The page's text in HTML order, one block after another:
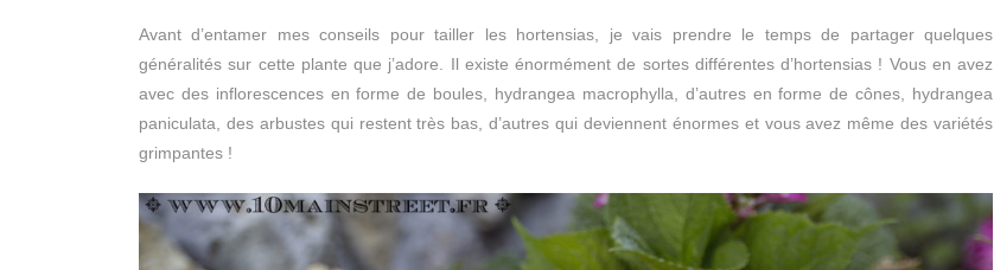
Avant d’entamer mes conseils pour tailler les hortensias, je vais prendre le temps de partager quelques
généralités sur cette plante que j’adore. Il existe énormément de sortes différentes d’hortensias ! Vous en avez
avec des inflorescences en forme de boules, hydrangea macrophylla, d’autres en forme de cônes, hydrangea
paniculata, des arbustes qui restent très bas, d’autres qui deviennent énormes et vous avez même des variétés
grimpantes !